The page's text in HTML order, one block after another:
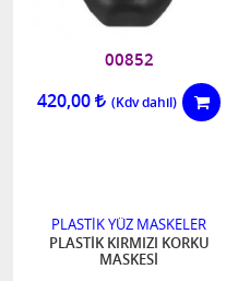
00852
420,00
PLASTİK YÜZ MASKELER
PLASTİK KIRMIZI KORKU
MASKESİ